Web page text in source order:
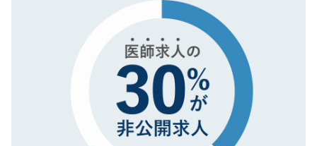
で、機密保持に関してもご安心ください。